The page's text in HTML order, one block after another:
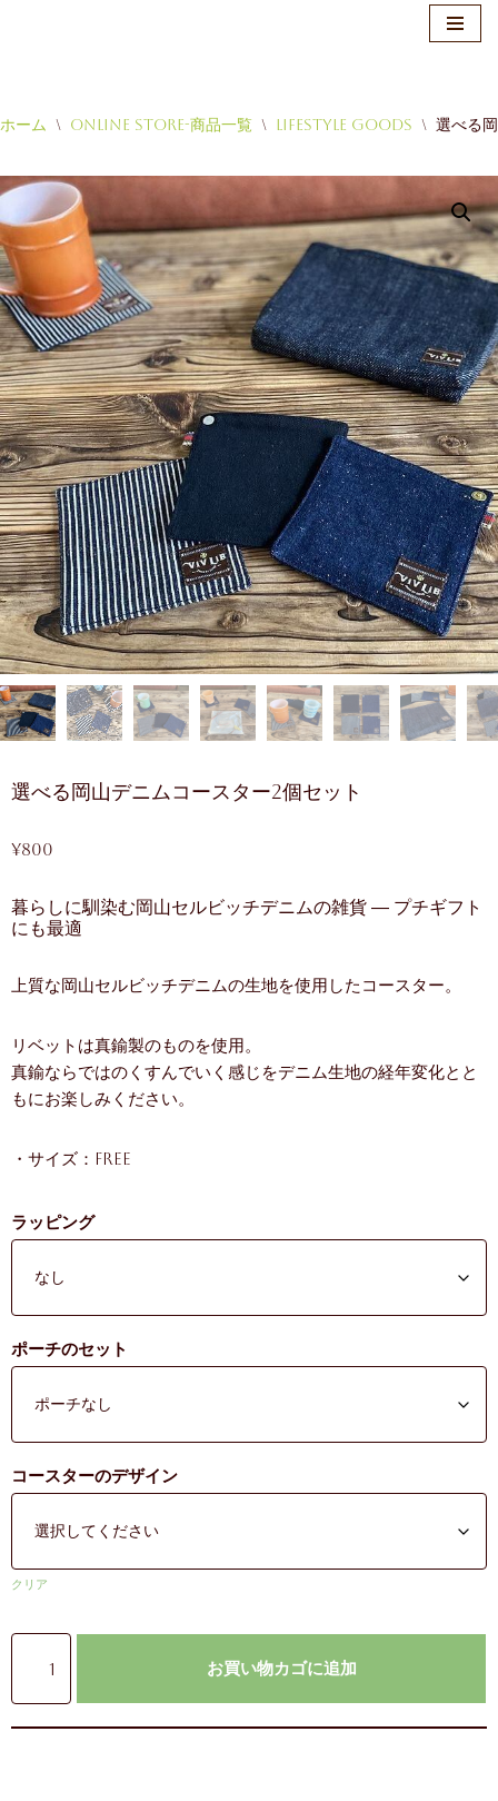
ン
ン
ツ
へ
ス
キ
ッ
プ
ホーム \ Online Store-商品一覧 \ Lifestyle Goods \ 選べる
選べる岡山デニムコースター2個セット
¥800
暮らしに馴染む岡山セルビッチデニムの雑貨 ― プチギフト
にも最適
上質な岡山セルビッチデニムの生地を使用したコースター。
リベットは真鍮製のものを使用。
真鍮ならではのくすんでいく感じをデニム生地の経年変化とと
もにお楽しみください。
・サイズ：Free
ラッピング
ポーチのセット
コースターのデザイン
クリア
お買い物カゴに追加